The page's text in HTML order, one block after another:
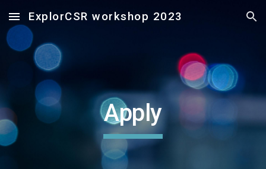
Skip to main content Skip to navigation
ExplorCSR workshop 2023
Apply